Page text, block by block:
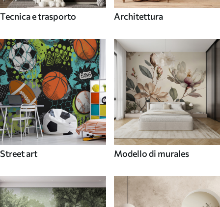
Tecnica e trasporto Architettura
Street art Modello di murales